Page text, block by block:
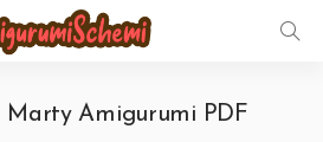
Marty Amigurumi PDF